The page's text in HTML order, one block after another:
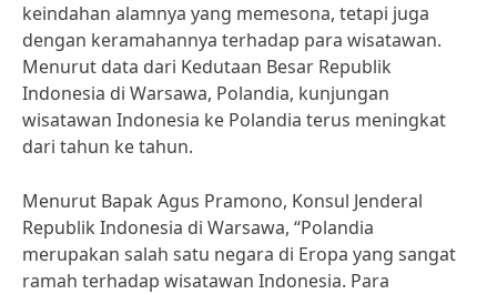
keindahan alamnya yang memesona, tetapi juga
dengan keramahannya terhadap para wisatawan.
Menurut data dari Kedutaan Besar Republik
Indonesia di Warsawa, Polandia, kunjungan
wisatawan Indonesia ke Polandia terus meningkat
dari tahun ke tahun.
Menurut Bapak Agus Pramono, Konsul Jenderal
Republik Indonesia di Warsawa, “Polandia
merupakan salah satu negara di Eropa yang sangat
ramah terhadap wisatawan Indonesia. Para